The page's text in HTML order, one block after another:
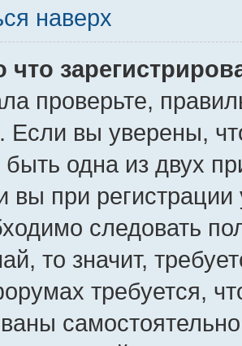
наверх
что
проверьте,
Если вы уверены,
одна из двух
вы при
следовать
то значит,
требуется,